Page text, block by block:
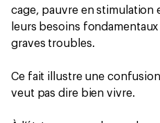
cage, pauvre en stimulation
leurs besoins
graves troubles.
Ce fait illustre une
veut pas dire bien vivre.